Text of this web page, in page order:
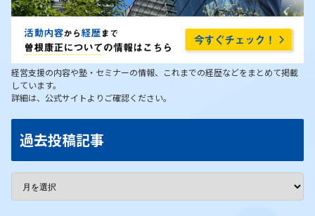
経営支援の内容や塾・セミナーの情報、これまでの経歴などをまとめて掲載
しています。
詳細は、公式サイトよりご確認ください。
過去投稿記事